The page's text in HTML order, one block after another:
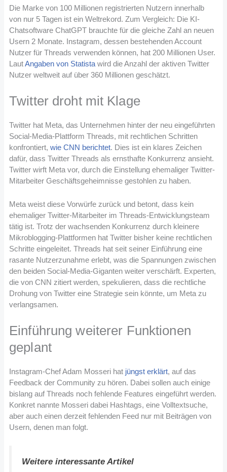
Die Marke von 100 Millionen registrierten Nutzern innerhalb
von nur 5 Tagen ist ein Weltrekord. Zum Vergleich: Die KI-
Chatsoftware ChatGPT brauchte für die gleiche Zahl an neuen
Usern 2 Monate. Instagram, dessen bestehenden Account
Nutzer für Threads verwenden können, hat 200 Millionen User.
LautAngaben von Statista wird die Anzahl der aktiven Twitter
Nutzer weltweit auf über 360 Millionen geschätzt.
Twitter droht mit Klage
Twitter hat Meta, das Unternehmen hinter der neu eingeführten
Social-Media-Plattform Threads, mit rechtlichen Schritten
konfrontiert,wie CNN berichtet. Dies ist ein klares Zeichen
dafür, dass Twitter Threads als ernsthafte Konkurrenz ansieht.
Twitter wirft Meta vor, durch die Einstellung ehemaliger Twitter-
Mitarbeiter Geschäftsgeheimnisse gestohlen zu haben.
Meta weist diese Vorwürfe zurück und betont, dass kein
ehemaliger Twitter-Mitarbeiter im Threads-Entwicklungsteam
tätig ist. Trotz der wachsenden Konkurrenz durch kleinere
Mikroblogging-Plattformen hat Twitter bisher keine rechtlichen
Schritte eingeleitet. Threads hat seit seiner Einführung eine
rasante Nutzerzunahme erlebt, was die Spannungen zwischen
den beiden Social-Media-Giganten weiter verschärft. Experten,
die von CNN zitiert werden, spekulieren, dass die rechtliche
Drohung von Twitter eine Strategie sein könnte, um Meta zu
verlangsamen.
Einführung weiterer Funktionen
geplant
Instagram-Chef Adam Mosseri hat jüngst erklärt, auf das
Feedback der Community zu hören. Dabei sollen auch einige
bislang auf Threads noch fehlende Features eingeführt werden.
Konkret nannte Mosseri dabei Hashtags, eine Volltextsuche,
aber auch einen derzeit fehlenden Feed nur mit Beiträgen von
Usern, denen man folgt.
Weitere interessante Artikel